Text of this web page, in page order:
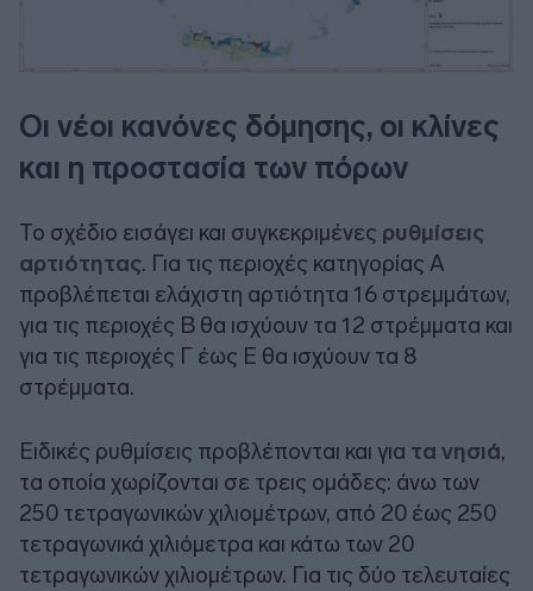
Οι νέοι κανόνες δόμησης, οι κλίνες
και η προστασία των πόρων
Το σχέδιο εισάγει και συγκεκριμένες ρυθμίσεις
αρτιότητας. Για τις περιοχές κατηγορίας Α
προβλέπεται ελάχιστη αρτιότητα 16 στρεμμάτων,
για τις περιοχές Β θα ισχύουν τα 12 στρέμματα και
για τις περιοχές Γ έως Ε θα ισχύουν τα 8
στρέμματα.
Ειδικές ρυθμίσεις προβλέπονται και για τα νησιά,
τα οποία χωρίζονται σε τρεις ομάδες: άνω των
250 τετραγωνικών χιλιομέτρων, από 20 έως 250
τετραγωνικά χιλιόμετρα και κάτω των 20
τετραγωνικών χιλιομέτρων. Για τις δύο τελευταίες